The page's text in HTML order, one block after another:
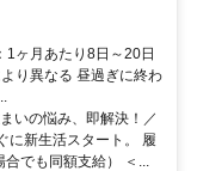
約10分 千葉県成田市
、公津の杜駅、下総松
1ヶ月あたり8日～20日
り異なる 昼過ぎに終わ
いの悩み、即解決！／
に新生活スタート。 履
でも同額支給） ＜...